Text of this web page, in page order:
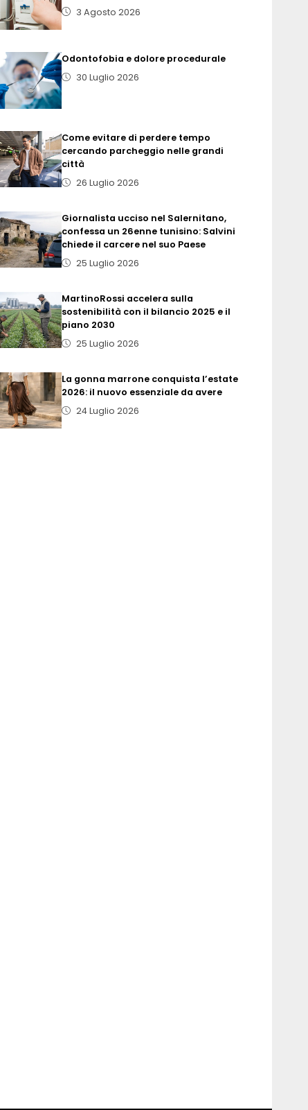
3 Agosto 2026
Odontofobia e dolore procedurale
30 Luglio 2026
Come evitare di perdere tempo
cercando parcheggio nelle grandi
città
26 Luglio 2026
Giornalista ucciso nel Salernitano,
confessa un 26enne tunisino: Salvini
chiede il carcere nel suo Paese
25 Luglio 2026
MartinoRossi accelera sulla
sostenibilità con il bilancio 2025 e il
piano 2030
25 Luglio 2026
La gonna marrone conquista l’estate
2026: il nuovo essenziale da avere
24 Luglio 2026